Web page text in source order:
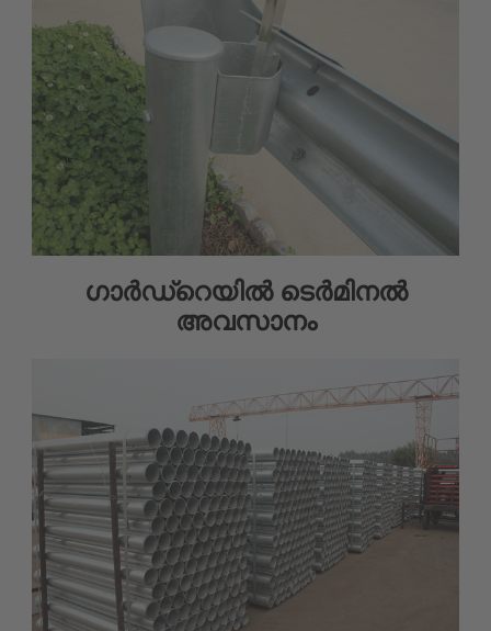
ഗാർഡ്‌റെയിൽ ടെർമിനൽ
അവസാനം